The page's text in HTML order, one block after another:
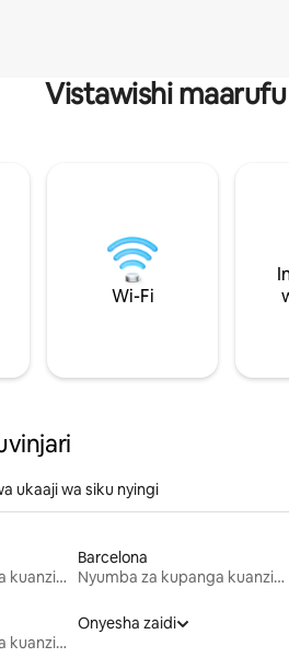
Vistawishi
Wi-Fi
ukaaji wa siku nyingi
Nyumba za kupanga kuanzia mwezi mmoja
Barcelona
Nyumba za kupanga kuanzia mwezi mmoja
Nyumba za kupanga kuanzia mwezi mmoja
Onyesha zaidi